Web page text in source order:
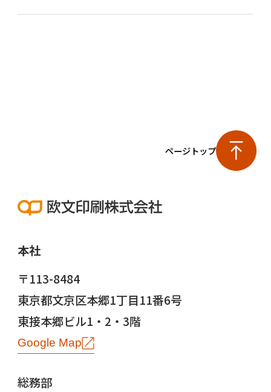
ページトップ
本社
〒113-8484
東京都文京区本郷1丁目11番6号
東接本郷ビル1・2・3階
Google Map
総務部